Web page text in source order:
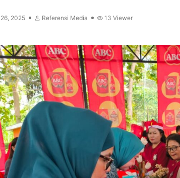
2025 Referensi Media 13 Viewer